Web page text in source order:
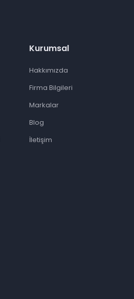
Kurumsal
Hakkımızda
Firma Bilgileri
Markalar
Blog
İletişim